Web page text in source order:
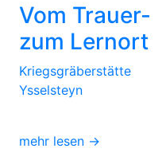
Vom Trauer-
zum Lernort
Kriegsgräberstätte
Ysselsteyn
mehr lesen →